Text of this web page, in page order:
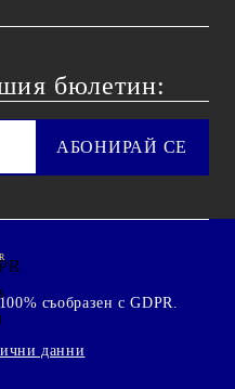
бюлетин:
съобразен с GDPR.
данни